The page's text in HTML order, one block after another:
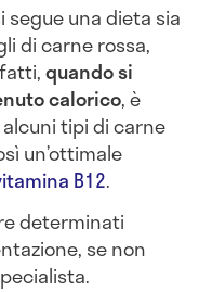
segue una dieta sia
di carne rossa,
quando si
calorico, è
tipi di carne
un’ottimale
B12.
determinati
se non